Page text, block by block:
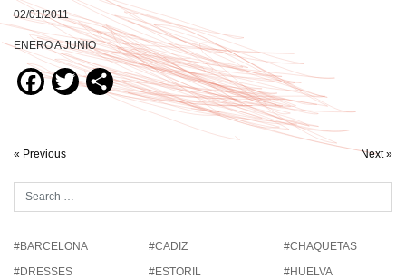
02/01/2011
ENERO A JUNIO
Facebook
TwitterCompartir
« Previous Next »
#BARCELONA #CADIZ
#CHAQUETAS
#DRESSES
#ESTORIL
#HUELVA